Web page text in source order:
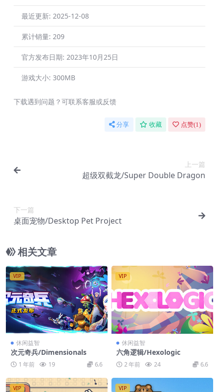
最近更新: 2025-12-08
累计销量: 209
官方发布日期: 2023年10月25日
游戏大小: 300MB
下载遇到问题？可联系客服或反馈
分享 收藏 点赞(1)
上一篇
超级双截龙/Super Double Dragon
下一篇
桌面宠物/Desktop Pet Project
相关文章
VIP
休闲益智
次元奇兵/Dimensionals
1 年前 19 6.6
VIP
休闲益智
六角逻辑/Hexologic
2 年前 24 6.6
VIP VIP